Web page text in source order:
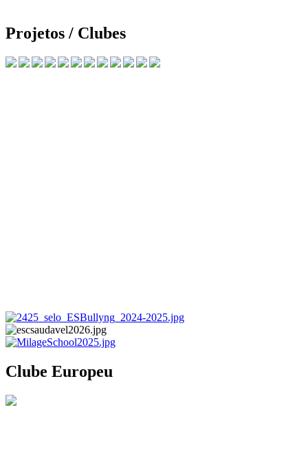
Projetos / Clubes
Clube Europeu